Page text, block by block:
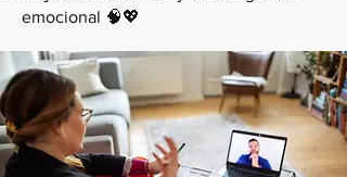
emocional 🧠💖